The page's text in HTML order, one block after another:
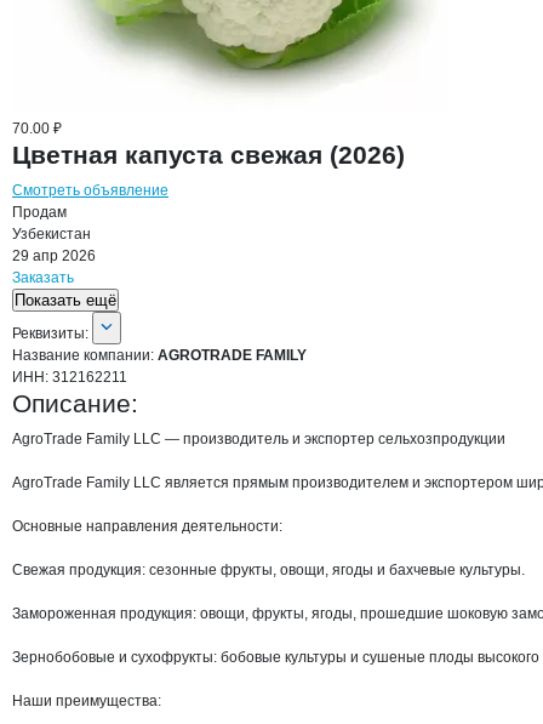
70.00 ₽
Цветная капуста свежая (2026)
Смотреть объявление
Продам
Узбекистан
29 апр 2026
Заказать
Показать ещё
О компании
Реквизиты
Реквизиты:
Название компании: AGROTRADE FAMILY
ИНН: 312162211
Описание:
AgroTrade Family LLC — производитель и экспортер сельхозпродукции
AgroTrade Family LLC является прямым производителем и экспортером
Основные направления деятельности:
Свежая продукция: сезонные фрукты, овощи, ягоды и бахчевые культуры.
Замороженная продукция: овощи, фрукты, ягоды, прошедшие шоковую
Зернобобовые и сухофрукты: бобовые культуры и сушеные плоды высокого
Наши преимущества: